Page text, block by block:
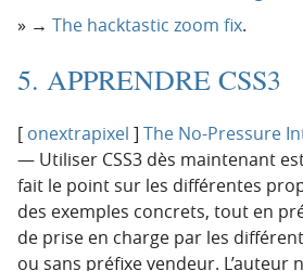
→ The hacktastic zoom fix.
5. APPRENDRE CSS3
[ onextrapixel ] The No-Pressure
— Utiliser CSS3 dès maintenant
fait le point sur les différentes
des exemples concrets, tout en
de prise en charge par les
ou sans préfixe vendeur. L’auteur